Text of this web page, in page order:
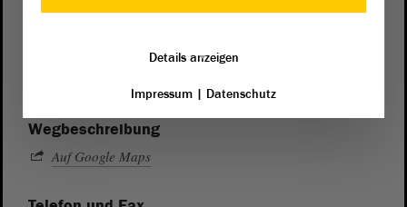
Postanschrift
Wegbeschreibung
Auf Google Maps
Details anzeigen
Impressum| Datenschutz